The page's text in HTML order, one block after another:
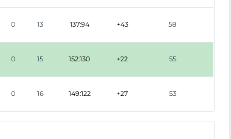
0 13 137:94 +43 58
0 15 152:130 +22 55
0 16 149:122 +27 53